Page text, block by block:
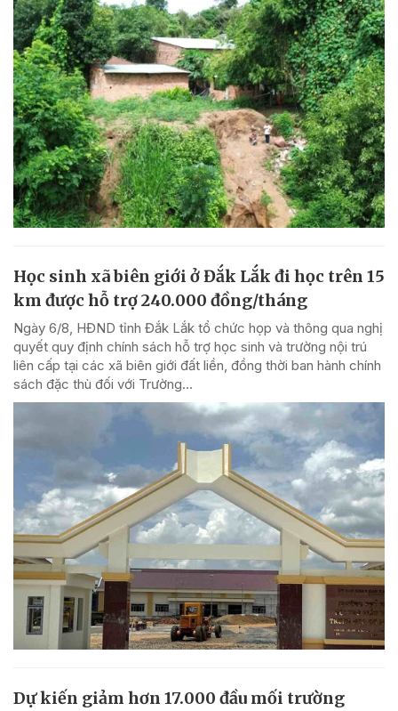
Học sinh xã biên giới ở Đắk Lắk đi học trên 15
km được hỗ trợ 240.000 đồng/tháng
Ngày 6/8, HĐND tỉnh Đắk Lắk tổ chức họp và thông qua nghị
quyết quy định chính sách hỗ trợ học sinh và trường nội trú
liên cấp tại các xã biên giới đất liền, đồng thời ban hành chính
sách đặc thù đối với Trường...
Dự kiến giảm hơn 17.000 đầu mối trường